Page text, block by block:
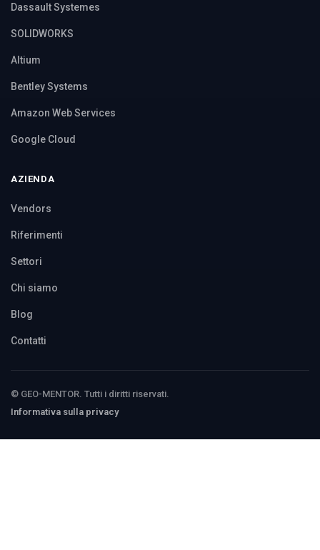
Dassault Systemes
SOLIDWORKS
Altium
Bentley Systems
Amazon Web Services
Google Cloud
AZIENDA
Vendors
Riferimenti
Settori
Chi siamo
Blog
Contatti
© GEO-MENTOR. Tutti i diritti riservati.
Informativa sulla privacy